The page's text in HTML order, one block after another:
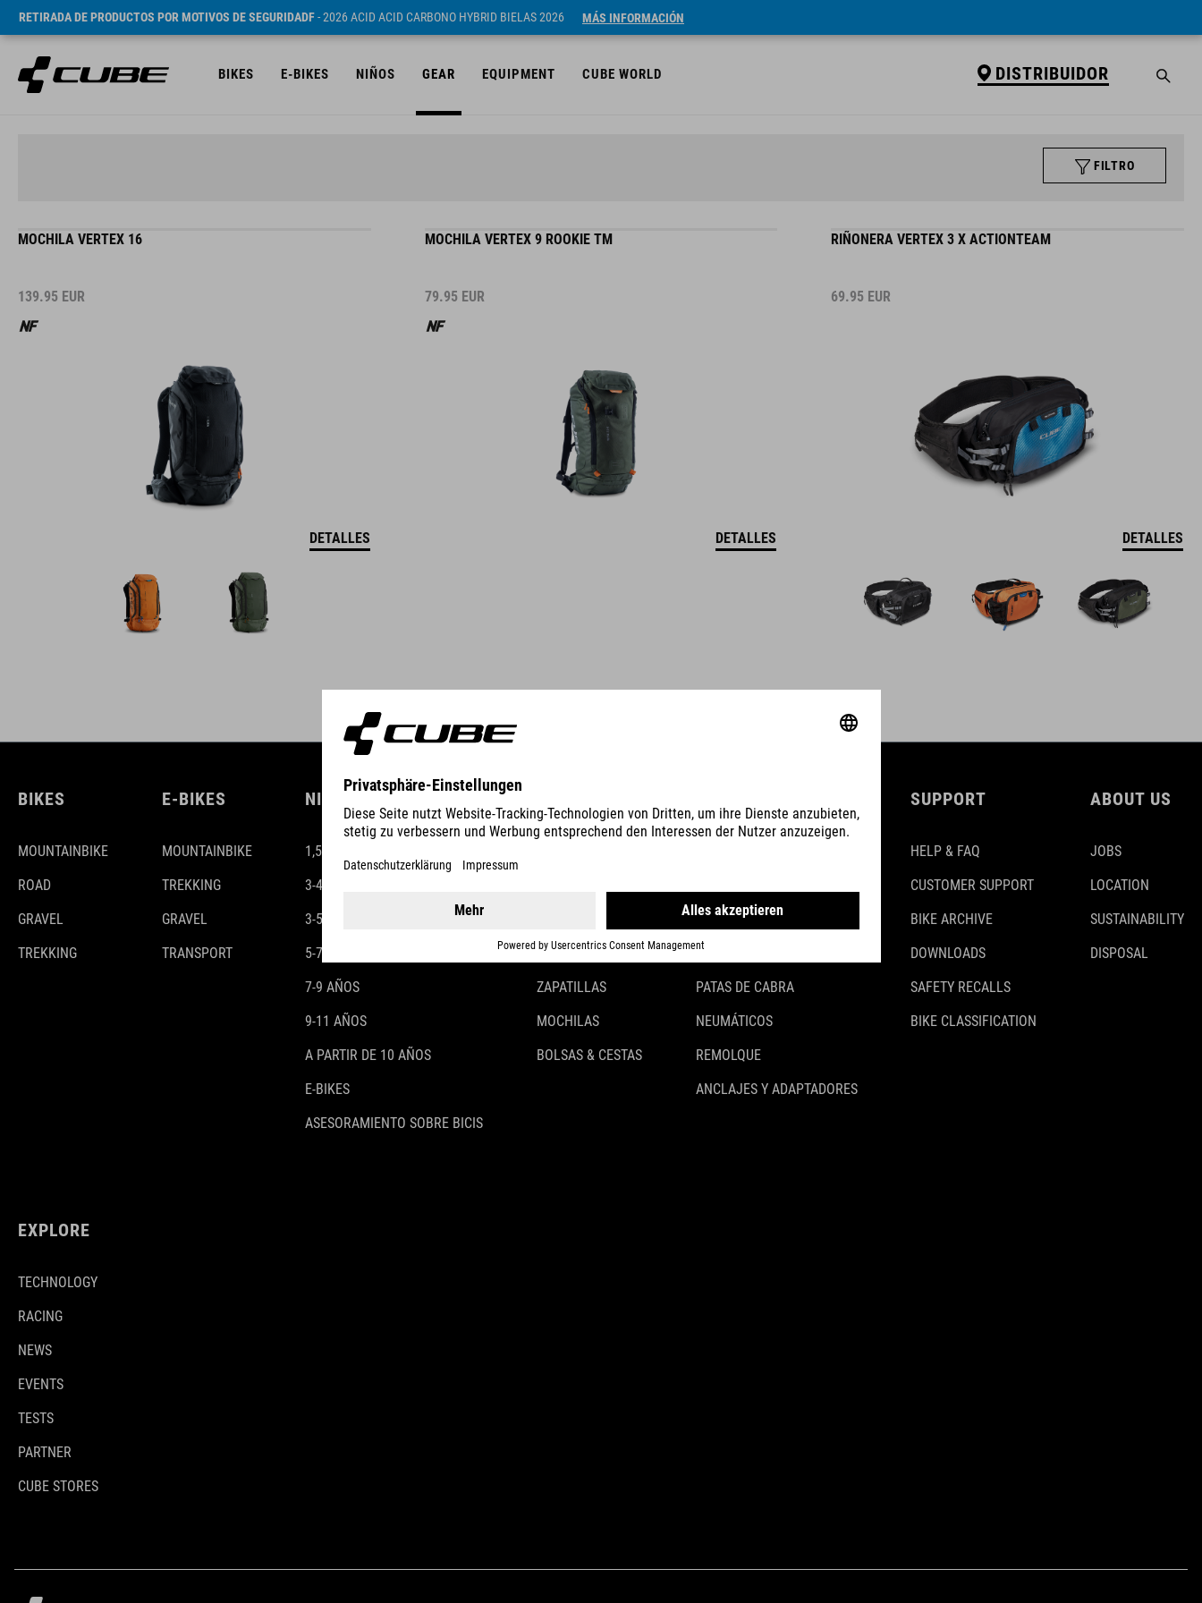
RETIRADA DE PRODUCTOS POR MOTIVOS DE SEGURIDADF- 2026 ACID ACID CARBONO HYBRID BIELAS 2026 MÁS INFORMACIÓN
BIKES E-BIKES NIÑOS GEAR EQUIPMENT CUBE WORLD DISTRIBUIDOR
FILTRO
MOCHILA VERTEX 16
139.95 EUR
DETALLES
MOCHILA VERTEX 9 ROOKIE TM
79.95 EUR
DETALLES
RIÑONERA VERTEX 3 X ACTIONTEAM
69.95 EUR
DETALLES
BIKES
MOUNTAINBIKE
ROAD
GRAVEL
TREKKING
E-BIKES
MOUNTAINBIKE
TREKKING
GRAVEL
TRANSPORT
NIÑOS
1,5-3 AÑOS
3-4 AÑOS
3-5 AÑOS
5-7 AÑOS
7-9 AÑOS
9-11 AÑOS
A PARTIR DE 10 AÑOS
E-BIKES
ASESORAMIENTO SOBRE BICIS
GUANTES
ZAPATILLAS
MOCHILAS
BOLSAS & CESTAS
GUARDABARROS
PORTABULTOS
PATAS DE CABRA
NEUMÁTICOS
REMOLQUE
ANCLAJES Y ADAPTADORES
SUPPORT
HELP & FAQ
CUSTOMER SUPPORT
BIKE ARCHIVE
DOWNLOADS
SAFETY RECALLS
BIKE CLASSIFICATION
ABOUT US
JOBS
LOCATION
SUSTAINABILITY
DISPOSAL
EXPLORE
TECHNOLOGY
RACING
NEWS
EVENTS
TESTS
PARTNER
CUBE STORES